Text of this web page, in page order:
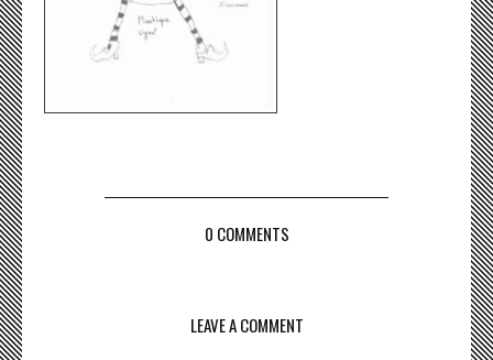
0 COMMENTS
LEAVE A COMMENT